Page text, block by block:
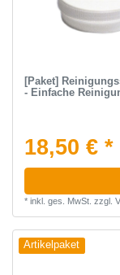
[Paket]
- Einfache
18,50 € *
* inkl. ges. MwSt. zzgl.
Artikelpaket